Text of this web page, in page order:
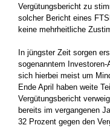
Vergütungsbericht zu
solcher Bericht eines
keine mehrheitliche
In jüngster Zeit sorgen
sogenanntem
sich hierbei meist um
Ende April haben weite
Vergütungsbericht
bereits im vergangenen
32 Prozent gegen den